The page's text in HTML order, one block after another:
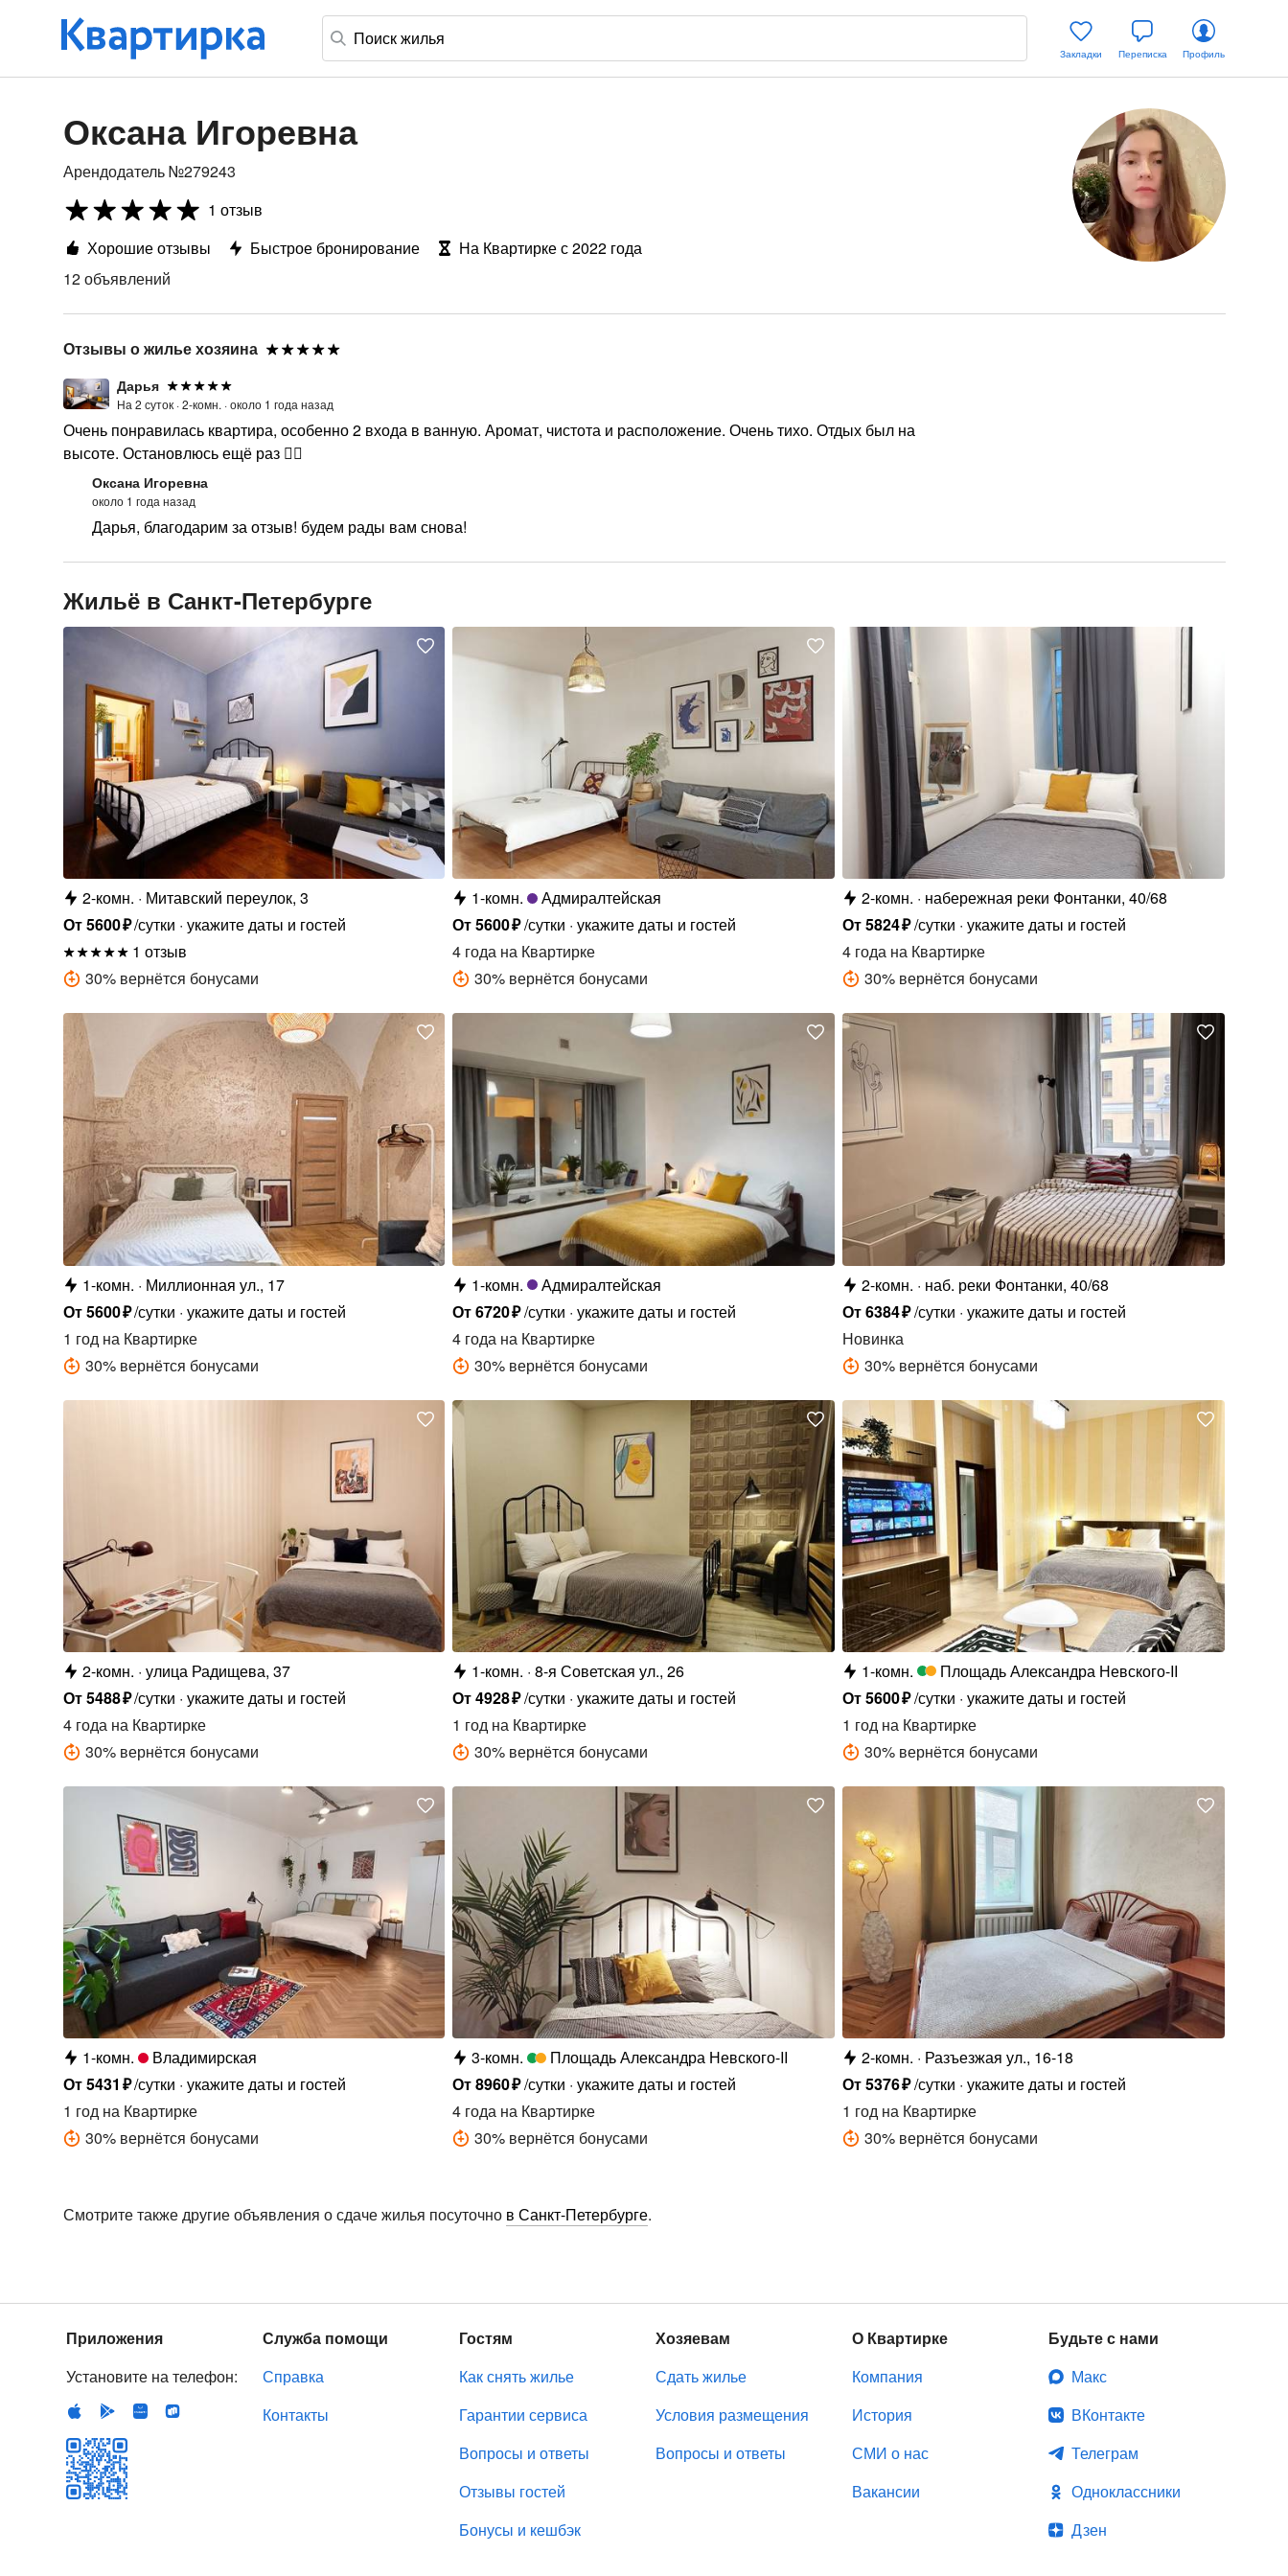
Закладки Переписка Профиль
Оксана Игоревна
Арендодатель №279243
1 отзыв
Хорошие отзывы
Быстрое бронирование
На Квартирке с 2022 года
12 объявлений
Отзывы о жилье хозяина
Дарья
На 2 суток ·2-комн. ·около 1 года назад
Очень понравилась квартира, особенно 2 входа в ванную. Аромат, чистота и расположение. Очень тихо. Отдых был на
высоте. Остановлюсь ещё раз 👍🏻
Оксана Игоревна
около 1 года назад
Дарья, благодарим за отзыв! будем рады вам снова!
Жильё в Санкт-Петербурге
2-комн.
Митавский переулок, 3
От5600₽/сутки укажите даты и гостей
1 отзыв
30% вернётся бонусами
1-комн.
Адмиралтейская
От5600₽/сутки укажите даты и гостей
4 года на Квартирке
30% вернётся бонусами
2-комн.
набережная реки Фонтанки, 40/68
От5824₽/сутки укажите даты и гостей
4 года на Квартирке
30% вернётся бонусами
1-комн.
Миллионная ул., 17
От5600₽/сутки укажите даты и гостей
1 годна Квартирке
30% вернётся бонусами
1-комн.
Адмиралтейская
От6720₽/сутки укажите даты и гостей
4 года на Квартирке
30% вернётся бонусами
2-комн.
наб. реки Фонтанки, 40/68
От6384₽/сутки укажите даты и гостей
Новинка
30% вернётся бонусами
2-комн. улица Радищева, 37
От5488₽/сутки укажите даты и гостей
4 годана Квартирке
30% вернётся бонусами
1-комн. 8-я Советская ул., 26
От4928₽/сутки укажите даты и гостей
1 год на Квартирке
30% вернётся бонусами
1-комн.
Площадь Александра Невского-II
От5600₽/сутки укажите даты и гостей
1 год на Квартирке
30% вернётся бонусами
1-комн.
Владимирская
От5431 ₽/сутки укажите даты и гостей
1 годна Квартирке
30% вернётся бонусами
3-комн.
Площадь Александра Невского-II
От8960₽/сутки укажите даты и гостей
4 года на Квартирке
30% вернётся бонусами
2-комн.
Разъезжая ул., 16-18
От5376₽/сутки укажите даты и гостей
1 год на Квартирке
30% вернётся бонусами
Смотрите также другие объявления о сдаче жилья посуточно в Санкт-Петербурге.
Приложения
Установите на телефон:
Служба помощи
Справка
Контакты
Гостям
Как снять жилье
Гарантии сервиса
Вопросы и ответы
Отзывы гостей
Бонусы и кешбэк
Хозяевам
Сдать жилье
Условия размещения
Вопросы и ответы
О Квартирке
Компания
История
СМИ о нас
Вакансии
Будьте с нами
Макс
ВКонтакте
Телеграм
Одноклассники
Дзен